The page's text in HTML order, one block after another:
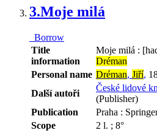
3.Moje milá
Borrow
Title
information
Moje milá :
Dréman
Personal name Dréman, Jiří,
Další autoři
České lidové
(Publisher)
Publication
Praha :
Scope
2 l. ; 8°